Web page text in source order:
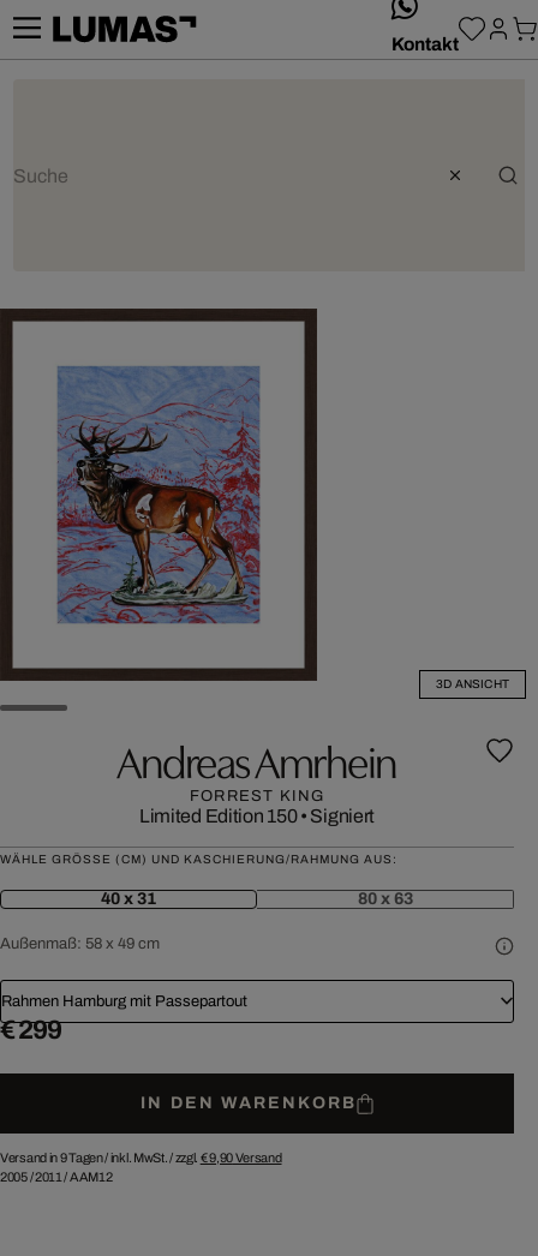
Kontakt
3D ANSICHT
Andreas Amrhein
FORREST KING
Limited Edition 150• Signiert
WÄHLE GRÖSSE (CM) UND KASCHIERUNG/RAHMUNG AUS:
40 x 31 80 x 63
Außenmaß: 58 x 49 cm
Rahmen Hamburg mit Passepartout
€ 299
IN DEN WARENKORB
Versand in 9 Tagen /inkl. MwSt. / zzgl. € 9,90Versand
2005/2011 /AAM12